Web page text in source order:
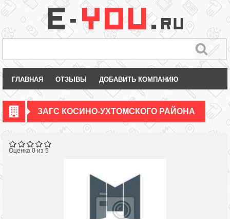
ГЛАВНАЯ ОТЗЫВЫ ДОБАВИТЬ КОМПАНИЮ
ЗАГС КОСИНО-УХТОМСКОГО РАЙОНА
Оценка 0 из 5